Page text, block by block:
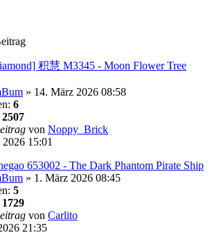
积慧 M3345 - Moon Flower Tree
» 14. März 2026 08:58
6
2507
von Noppy_Brick
15:01
653002 - The Dark Phantom Pirate Ship
» 1. März 2026 08:45
5
1729
von Carlito
21:35